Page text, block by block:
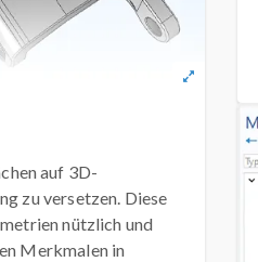
auf 3D-
zu versetzen. Diese
nützlich und
Merkmalen in